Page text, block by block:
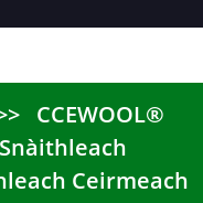
CCEWOOL®
Ceirmeach